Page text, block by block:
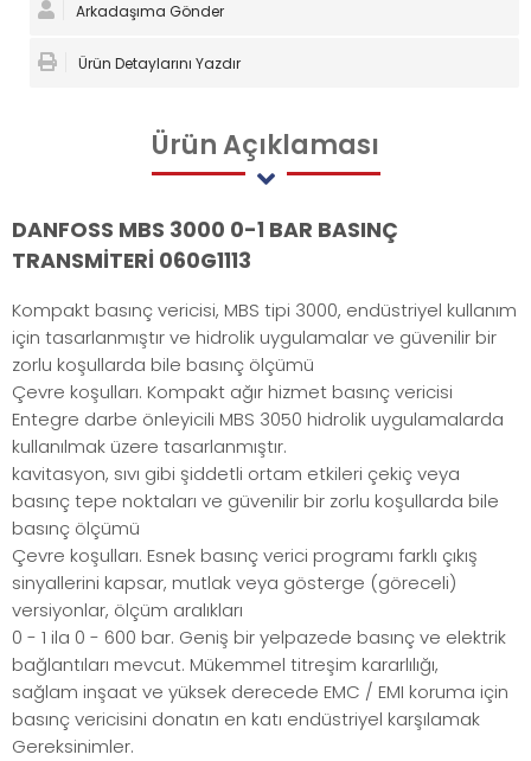
Arkadaşıma Gönder
Ürün Detaylarını Yazdır
ÜrünAçıklaması
DANFOSS MBS 3000 0-1 BAR BASINÇ
TRANSMİTERİ 060G1113
Kompakt basınç vericisi, MBS tipi 3000, endüstriyel kullanım
için tasarlanmıştır ve hidrolik uygulamalar ve güvenilir bir
zorlu koşullarda bile basınç ölçümü
Çevre koşulları. Kompakt ağır hizmet basınç vericisi
Entegre darbe önleyicili MBS 3050 hidrolik uygulamalarda
kullanılmak üzere tasarlanmıştır.
kavitasyon, sıvı gibi şiddetli ortam etkileri çekiç veya
basınç tepe noktaları ve güvenilir bir zorlu koşullarda bile
basınç ölçümü
Çevre koşulları. Esnek basınç verici programı farklı çıkış
sinyallerini kapsar, mutlak veya gösterge (göreceli)
versiyonlar, ölçüm aralıkları
0 - 1 ila 0 - 600 bar. Geniş bir yelpazede basınç ve elektrik
bağlantıları mevcut. Mükemmel titreşim kararlılığı,
sağlam inşaat ve yüksek derecede EMC / EMI koruma için
basınç vericisini donatın en katı endüstriyel karşılamak
Gereksinimler.